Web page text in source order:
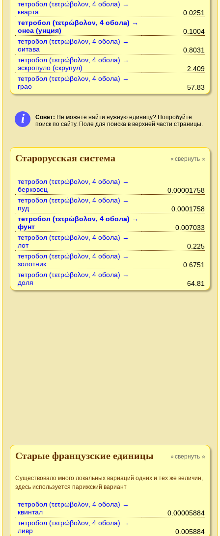
тетробол (τετρώβολον, 4 обола) →
кварта
0.0251
тетробол (τετρώβολον, 4 обола) →
онса (унция)
0.1004
тетробол (τετρώβολον, 4 обола) →
оитава
0.8031
тетробол (τετρώβολον, 4 обола) →
эскропуло (скрупул)
2.409
тетробол (τετρώβολον, 4 обола) →
грао
57.83
i Совет: Не можете найти нужную единицу? Попробуйте
поиск по сайту. Поле для поиска в верхней части страницы.
»свернуть»
Старорусская система
тетробол (τετρώβολον, 4 обола) →
берковец
0.00001758
тетробол (τετρώβολον, 4 обола) →
пуд
0.0001758
тетробол (τετρώβολον, 4 обола) →
фунт
0.007033
тетробол (τετρώβολον, 4 обола) →
лот
0.225
тетробол (τετρώβολον, 4 обола) →
золотник
0.6751
тетробол (τετρώβολον, 4 обола) →
доля
64.81
»свернуть»
Старые французские единицы
Существовало много локальных вариаций одних и тех же величин,
здесь используется парижский вариант
тетробол (τετρώβολον, 4 обола) →
квинтал
0.00005884
тетробол (τετρώβολον, 4 обола) →
ливр
0.005884